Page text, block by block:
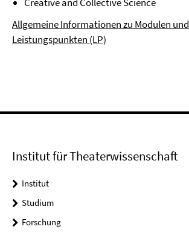
Allgemeine Informationen zu Modulen und
Leistungspunkten (LP)
Institut für Theaterwissenschaft
Institut
Studium
Forschung